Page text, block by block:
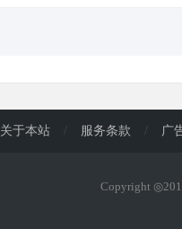
关于本站 / 服务条款 / 广
Copyright